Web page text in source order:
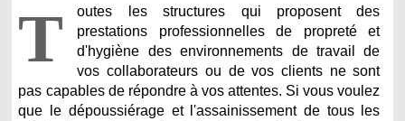
T
outes les structures qui proposent des
prestations professionnelles de propreté et
d'hygiène des environnements de travail de
vos collaborateurs ou de vos clients ne sont
pas capables de répondre à vos attentes. Si vous voulez
que le dépoussiérage et l'assainissement de tous les